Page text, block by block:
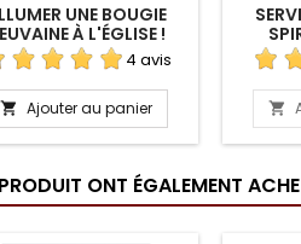
UNE BOUGIE
À L'ÉGLISE !
4 avis
 Ajouter au panier 
ONT ÉGALEMENT